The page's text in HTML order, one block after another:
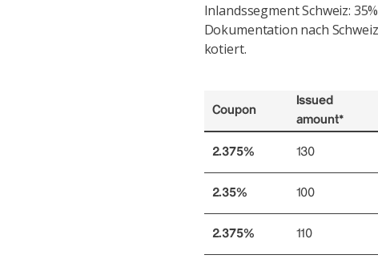
Inlandssegment Schweiz:
Dokumentation nach
kotiert.
Coupon
Issued
amount*
2.375% 130
2.35% 100
2.375% 110